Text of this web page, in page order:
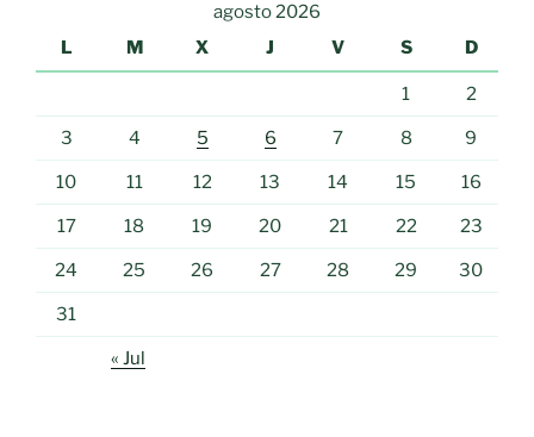
agosto 2026
L
M X J V S D
1 2
3 4 5 6 7 8 9
10 11 12 13 14 15 16
17 18 19 20 21 22 23
24 25 26 27 28 29 30
31
« Jul